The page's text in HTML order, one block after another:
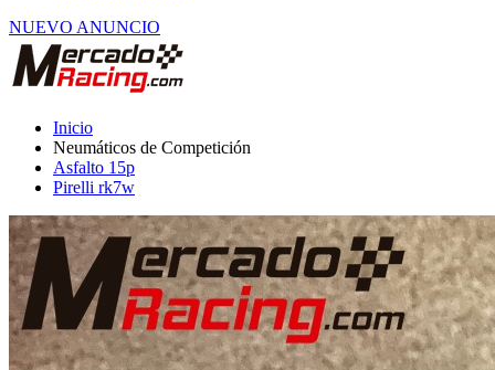
NUEVO ANUNCIO
Inicio
Neumáticos de Competición
Asfalto 15p
Pirelli rk7w